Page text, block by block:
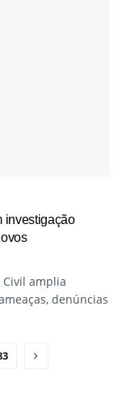
investigação
amplia
denúncias